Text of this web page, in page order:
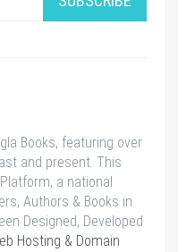
Books, featuring over
and present. This
a national
Authors & Books in
Designed, Developed
Hosting & Domain